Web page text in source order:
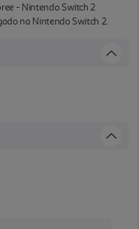
- Nintendo Switch 2
na Nintendo Switch 2.